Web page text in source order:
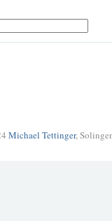
Michael Tettinger,